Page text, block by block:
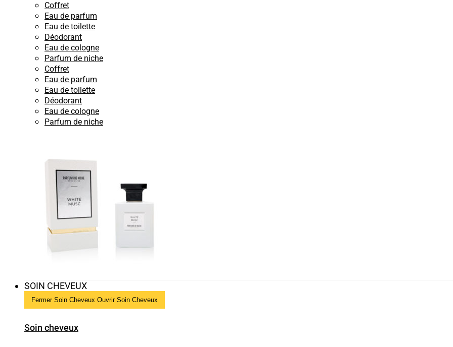
Coffret
Eau de parfum
Eau de toilette
Déodorant
Eau de cologne
Parfum de niche
Coffret
Eau de parfum
Eau de toilette
Déodorant
Eau de cologne
Parfum de niche
SOIN CHEVEUX
Fermer Soin Cheveux Ouvrir Soin Cheveux
Soin cheveux